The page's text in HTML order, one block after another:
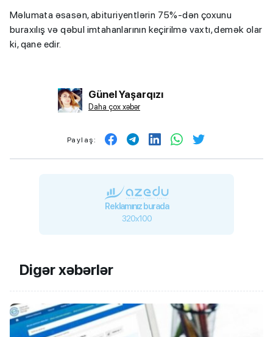
Məlumata əsasən, abituriyentlərin 75%-dən çoxunu
buraxılış və qəbul imtahanlarının keçirilmə vaxtı, demək olar
ki, qane edir.
Günel Yaşarqızı
Daha çox xəbər
Paylaş:
Reklamınız burada
320x100
Digər xəbərlər